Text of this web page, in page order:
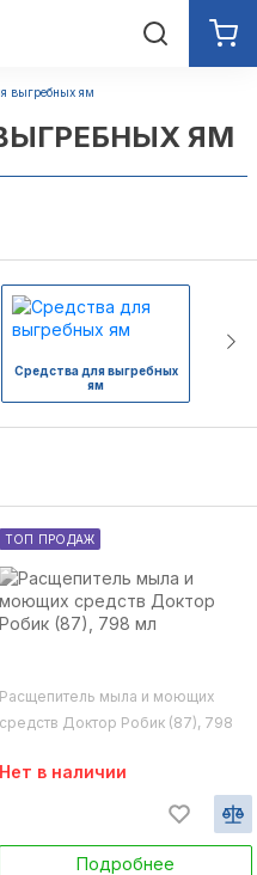
выгребных ям
ЯМ
Средства для выгребных
ям
ТОП ПРОДАЖ
Расщепитель мыла и моющих
средств Доктор Робик (87), 798
Нет в наличии
Подробнее